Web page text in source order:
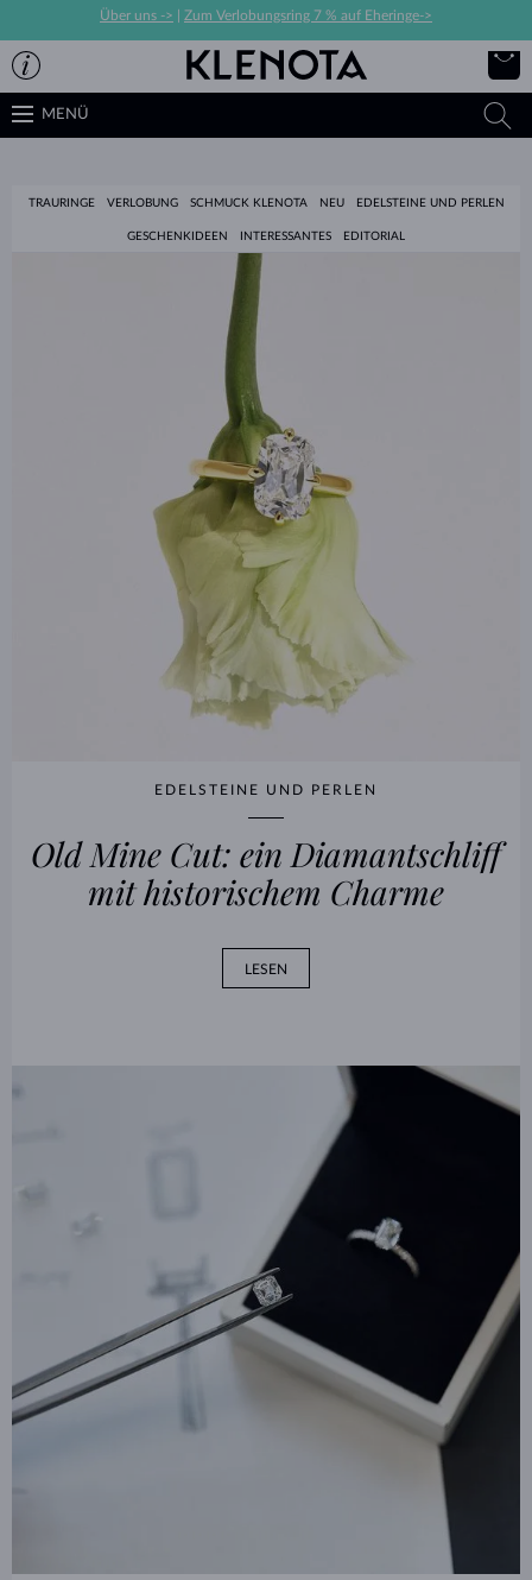
Über uns -> Zum Verlobungsring 7 % auf Eheringe->
MENÜ
TRAURINGE VERLOBUNG SCHMUCK KLENOTA NEU EDELSTEINE UND PERLEN
GESCHENKIDEEN INTERESSANTES EDITORIAL
EDELSTEINE UND PERLEN
Old Mine Cut: ein Diamantschliff
mit historischem Charme
LESEN